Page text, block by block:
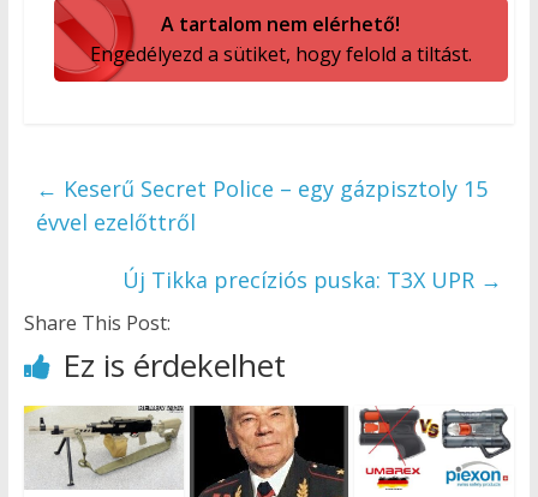
A tartalom nem elérhető!
Engedélyezd a sütiket, hogy felold a tiltást.
← Keserű Secret Police – egy gázpisztoly 15
évvel ezelőttről
Új Tikka precíziós puska: T3X UPR →
Share This Post:
Ez is érdekelhet